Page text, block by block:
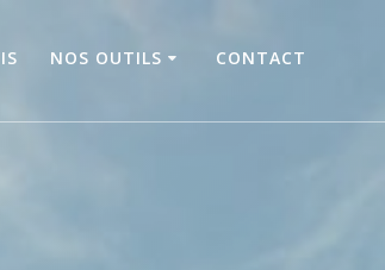
NOS OUTILS CONTACT